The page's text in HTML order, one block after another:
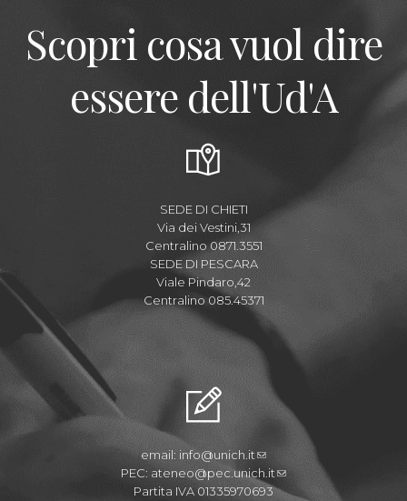
Scopri cosa vuol dire
essere dell'Ud'A
SEDE DI CHIETI
Via dei Vestini,31
Centralino 0871.3551
SEDE DI PESCARA
Viale Pindaro,42
Centralino 085.45371
email: info@unich.it
PEC: ateneo@pec.unich.it
Partita IVA 01335970693